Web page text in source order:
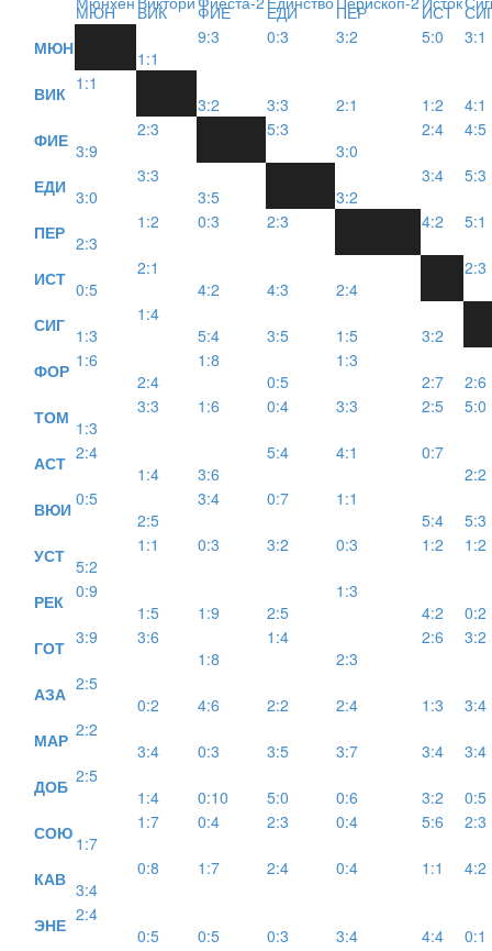
МЮН ВИК ФИЕ ЕДИ ПЕР ИСТ
МЮН
1:1
9:3 0:3 3:2 5:0 3:1
ВИК 1:1
3:2
3:3 2:1 1:2
4:1
ФИЕ 3:9
2:3
5:3
3:0
2:4 4:5
ЕДИ 3:0
3:3
3:5
3:2
3:4 5:3
ПЕР 2:3
1:2 0:3 2:3 4:2 5:1
ИСТ 0:5
2:1
4:2
4:3 2:4
2:3
СИГ 1:3
1:4
5:4
3:5 1:5
3:2
ФОР 1:6
2:4
1:8
0:5
1:3
2:7
2:6
ТОМ 1:3
3:3 1:6 0:4 3:3 2:5 5:0
АСТ 2:4
1:4
3:6
5:4 4:1
0:7
2:2
ВЮИ 0:5
2:5
3:4 0:7
1:1
5:4
5:3
УСТ 5:2
1:1 0:3 3:2 0:3 1:2 1:2
РЕК 0:9
1:5
1:9 2:5
1:3
4:2
0:2
ГОТ 3:9
3:6
1:8
1:4
2:3
2:6 3:2
АЗА 2:5
0:2
4:6 2:2 2:4 1:3
3:4
МАР 2:2
3:4
0:3 3:5 3:7 3:4
3:4
ДОБ 2:5
1:4
0:10 5:0 0:6 3:2
0:5
СОЮ 1:7
1:7 0:4 2:3 0:4 5:6 2:3
КАВ 3:4
0:8 1:7 2:4 0:4 1:1 4:2
ЭНЕ 2:4
0:5
0:5 0:3 3:4 4:4 0:1